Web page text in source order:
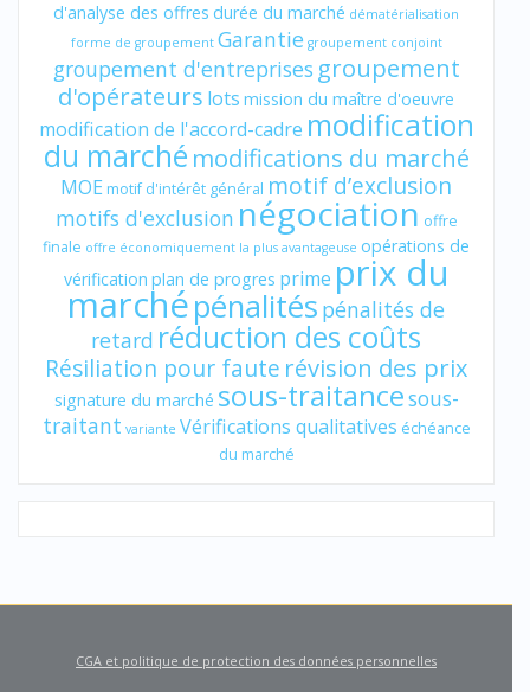
d'analyse des offres durée du marché dématérialisation
forme de groupement Garantie groupement conjoint
groupement d'entreprises groupement
d'opérateurs lots mission du maître d'oeuvre
modification de l'accord-cadre modification
du marché modifications du marché
MOE motif d'intérêt général motif d’exclusion
motifs d'exclusion négociation offre
finale offre économiquement la plus avantageuse opérations de
vérification plan de progres prime prix du
marchépénalités pénalités de
retard réduction des coûts
Résiliation pour faute révision des prix
signature du marché sous-traitancesous-
traitant variante Vérifications qualitatives échéance
du marché
CGA et politique de protection des données personnelles